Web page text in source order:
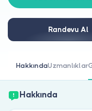
Doktor
Randevu Al
HakkındaUzmanlıklar
Hakkında